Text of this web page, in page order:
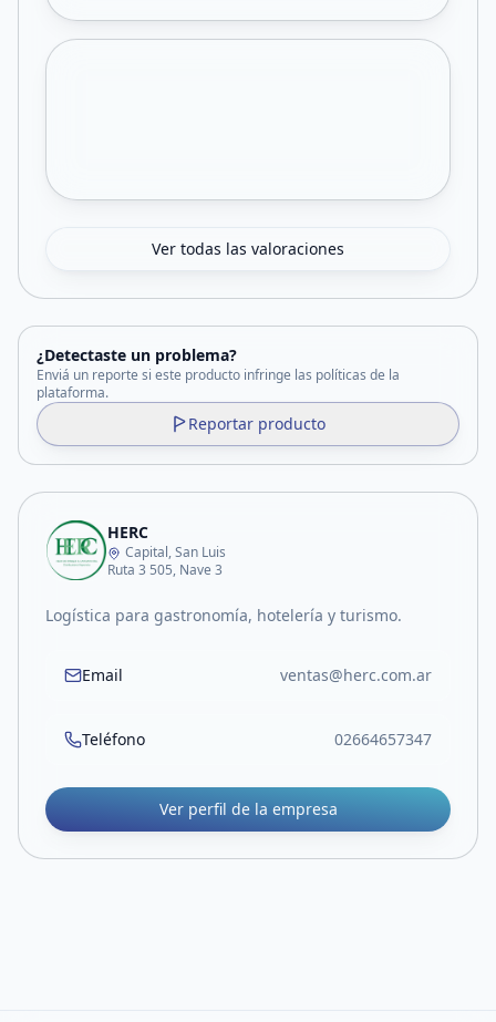
Ver todas las valoraciones
¿Detectaste un problema?
Enviá un reporte si este producto infringe las políticas de la
plataforma.
Reportar producto
HERC
Capital, San Luis
Ruta 3 505, Nave 3
Logística para gastronomía, hotelería y turismo.
Email ventas@herc.com.ar
Teléfono 02664657347
Ver perfil de la empresa